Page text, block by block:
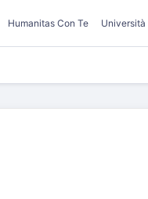
Humanitas Con Te Università